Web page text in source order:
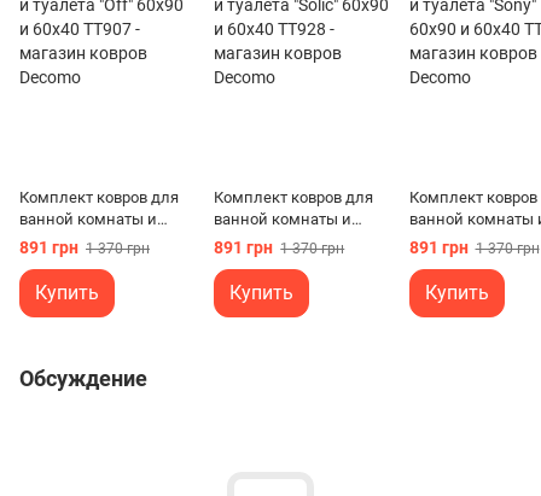
Комплект ковров для
ванной комнаты и
туалета "Off" 60х90 и
60х40
891 грн 1 370 грн
Купить
Комплект ковров для
ванной комнаты и
туалета "Solic" 60х90 и
60х40
891 грн 1 370 грн
Купить
Комплект ковров
ванной комнаты
туалета "Sony"
60х40
891 грн 1 370 грн
Купить
Обсуждение